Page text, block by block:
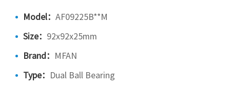
Model： AF09225B**M
Size： 92x92x25mm
Brand： MFAN
Type： Dual Ball Bearing